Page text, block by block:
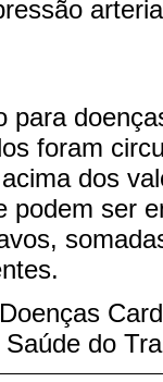
para
foram
dos
podem ser
Doenças
do